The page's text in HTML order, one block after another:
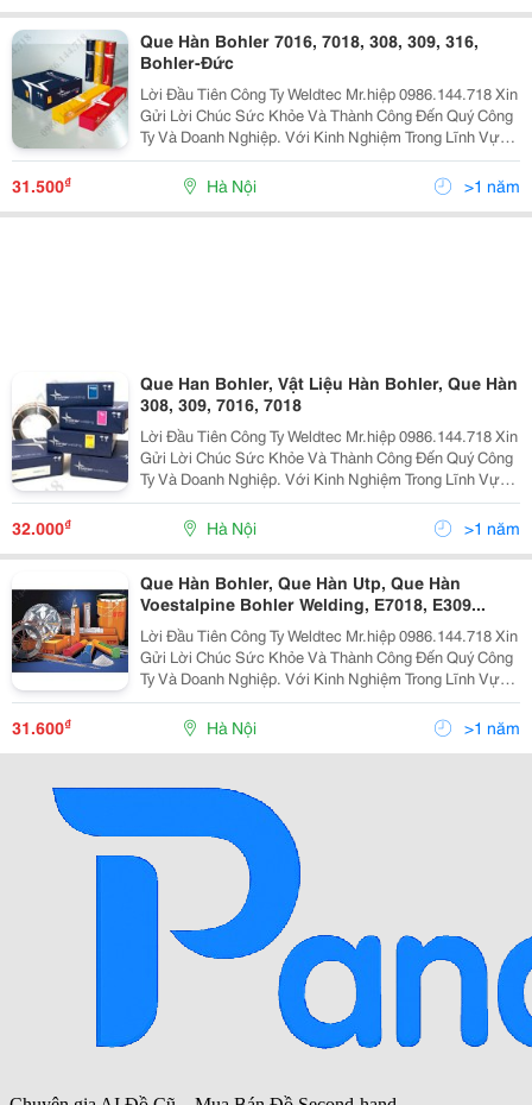
Que Hàn Bohler 7016, 7018, 308, 309, 316,
Bohler-Đức
Lời Đầu Tiên Công Ty Weldtec Mr.hiệp 0986.144.718 Xin
Gửi Lời Chúc Sức Khỏe Và Thành Công Đến Quý Công
Ty Và Doanh Nghiệp. Với Kinh Nghiệm Trong Lĩnh Vực
Cung Cấp Thiết Bị Và Vật Liệu Hàn, Cắt Weldtec Tự Hào
Là Doanh Nghiệp Lớn Và Uy Tín Hàng Đầu Việ
31.500₫ Hà Nội >1 năm
Que Han Bohler, Vật Liệu Hàn Bohler, Que Hàn
308, 309, 7016, 7018
Lời Đầu Tiên Công Ty Weldtec Mr.hiệp 0986.144.718 Xin
Gửi Lời Chúc Sức Khỏe Và Thành Công Đến Quý Công
Ty Và Doanh Nghiệp. Với Kinh Nghiệm Trong Lĩnh Vực
Cung Cấp Thiết Bị Và Vật Liệu Hàn, Cắt Weldtec Tự Hào
Là Doanh Nghiệp Lớn Và Uy Tín Hàng Đầu Việ
32.000₫ Hà Nội >1 năm
Que Hàn Bohler, Que Hàn Utp, Que Hàn
Voestalpine Bohler Welding, E7018, E309...
Lời Đầu Tiên Công Ty Weldtec Mr.hiệp 0986.144.718 Xin
Gửi Lời Chúc Sức Khỏe Và Thành Công Đến Quý Công
Ty Và Doanh Nghiệp. Với Kinh Nghiệm Trong Lĩnh Vực
Cung Cấp Thiết Bị Và Vật Liệu Hàn, Cắt Weldtec Tự Hào
Là Doanh Nghiệp Lớn Và Uy Tín Hàng Đầu Việ
31.600₫ Hà Nội >1 năm